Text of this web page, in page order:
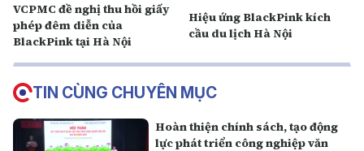
VCPMC đề nghị thu hồi giấy
phép đêm diễn của
BlackPink tại Hà Nội
Hiệu ứng BlackPink kích
cầu du lịch Hà Nội
TIN CÙNG CHUYÊN MỤC
Hoàn thiện chính sách, tạo động
lực phát triển công nghiệp văn